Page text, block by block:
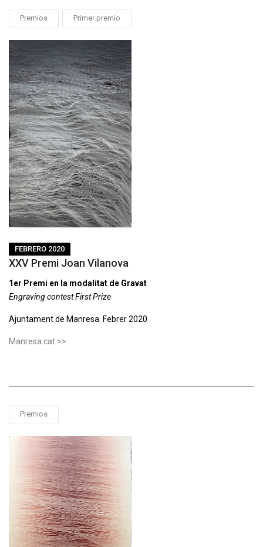
Premios Primer premio
FEBRERO 2020
XXV Premi Joan Vilanova
1er Premi en la modalitat de Gravat
Engraving contest First Prize
Ajuntament de Manresa. Febrer 2020
Manresa.cat >>
Premios